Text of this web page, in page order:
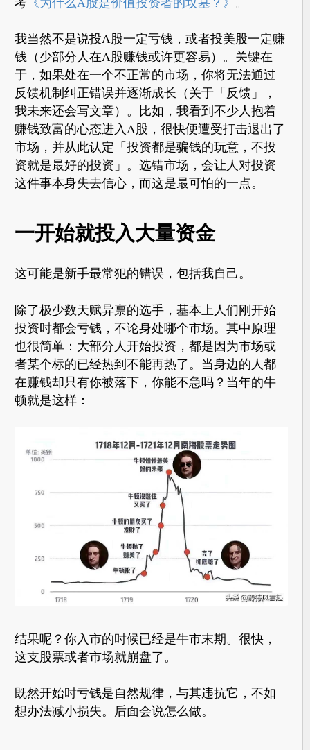
我当然不是说投A股一定亏钱，或者投美股一定赚
钱（少部分人在A股赚钱或许更容易）。关键在
于，如果处在一个不正常的市场，你将无法通过
反馈机制纠正错误并逐渐成长（关于「反馈」，
我未来还会写文章）。比如，我看到不少人抱着
赚钱致富的心态进入A股，很快便遭受打击退出了
市场，并从此认定「投资都是骗钱的玩意，不投
资就是最好的投资」。选错市场，会让人对投资
这件事本身失去信心，而这是最可怕的一点。
一开始就投入大量资金
这可能是新手最常犯的错误，包括我自己。
除了极少数天赋异禀的选手，基本上人们刚开始
投资时都会亏钱，不论身处哪个市场。其中原理
也很简单：大部分人开始投资，都是因为市场或
者某个标的已经热到不能再热了。当身边的人都
在赚钱却只有你被落下，你能不急吗？当年的牛
顿就是这样：
结果呢？你入市的时候已经是牛市末期。很快，
这支股票或者市场就崩盘了。
既然开始时亏钱是自然规律，与其违抗它，不如
想办法减小损失。后面会说怎么做。